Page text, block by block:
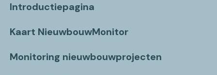
Introductiepagina
Kaart NieuwbouwMonitor
Monitoring nieuwbouwprojecten